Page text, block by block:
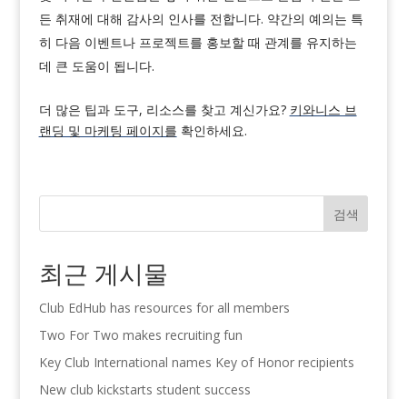
든 취재에 대해 감사의 인사를 전합니다. 약간의 예의는 특
히 다음 이벤트나 프로젝트를 홍보할 때 관계를 유지하는
데 큰 도움이 됩니다.
더 많은 팁과 도구, 리소스를 찾고 계신가요? 키와니스 브
랜딩 및 마케팅 페이지를 확인하세요.
검색
최근 게시물
Club EdHub has resources for all members
Two For Two makes recruiting fun
Key Club International names Key of Honor recipients
New club kickstarts student success